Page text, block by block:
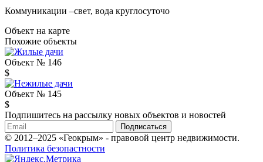
Коммуникации –свет, вода круглосуточо
Объект на карте
Похожие объекты
Объект № 146
$
Объект № 145
$
Подпишитесь на рассылку новых объектов и новостей
Подписаться
© 2012–2025 «Геокрым» - правовой центр недвижимости.
Политика безопастности